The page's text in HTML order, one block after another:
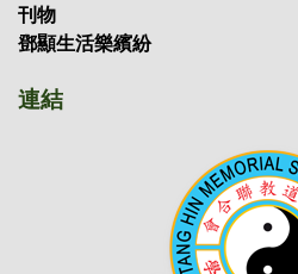
刊物
鄧顯生活樂繽紛
連結